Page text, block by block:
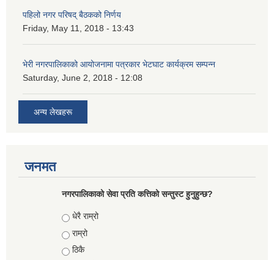
पहिलो नगर परिषद् बैठकको निर्णय
Friday, May 11, 2018 - 13:43
भेरी नगरपालिकाको आयोजनामा पत्रकार भेटघाट कार्यक्रम सम्पन्न
Saturday, June 2, 2018 - 12:08
अन्य लेखहरू
जनमत
नगरपालिकाको सेवा प्रति कत्तिको सन्तुस्ट हुनुहुन्छ?
Choices
धेरै राम्रो
राम्रो
ठिकै